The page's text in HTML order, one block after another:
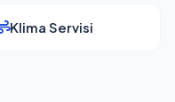
Klima Servisi